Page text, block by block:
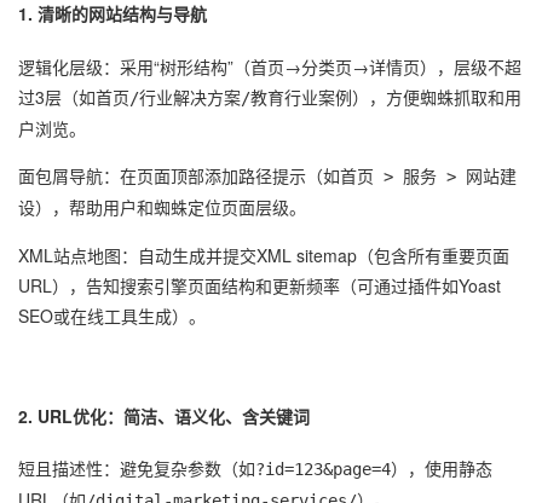
1. 清晰的网站结构与导航
逻辑化层级：采用“树形结构”（首页→分类页→详情页），层级不超
过3层（如首页/行业解决方案/教育行业案例 ），方便蜘蛛抓取和用
户浏览。
面包屑导航：在页面顶部添加路径提示（如首页 > 服务 > 网站建
设），帮助用户和蜘蛛定位页面层级。
XML站点地图：自动生成并提交XML sitemap（包含所有重要页面
URL），告知搜索引擎页面结构和更新频率（可通过插件如Yoast
SEO或在线工具生成）。
2. URL优化：简洁、语义化、含关键词
短且描述性：避免复杂参数（如?id=123&page=4），使用静态